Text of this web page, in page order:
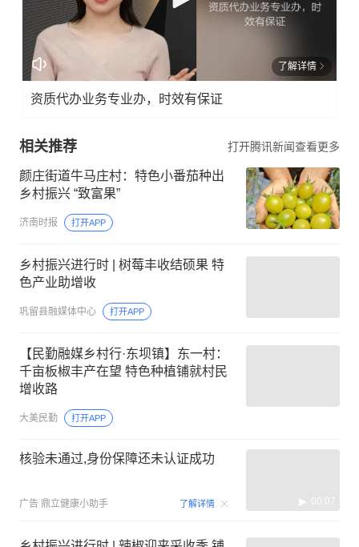
了解详情
资质代办业务专业办，时效有保证
相关推荐 打开腾讯新闻查看更多
颜庄街道牛马庄村：特色小番茄种出
乡村振兴 “致富果”
济南时报 打开APP
乡村振兴进行时 | 树莓丰收结硕果 特
色产业助增收
巩留县融媒体中心 打开APP
【民勤融媒乡村行·东坝镇】东一村：
千亩板椒丰产在望 特色种植铺就村民
增收路
大美民勤 打开APP
核验未通过,身份保障还未认证成功
广告 鼎立健康小助手 了解详情 00:07